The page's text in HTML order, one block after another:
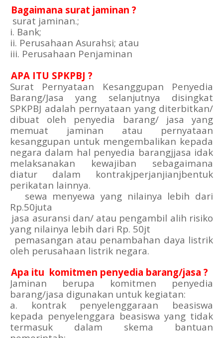
Bagaimana surat jaminan ?
surat jaminan.;
i. Bank;
ii. Perusahaan Asurahsi; atau
iii. Perusahaan Penjaminan
APA ITU SPKPBJ ?
Surat Pernyataan Kesanggupan Penyedia
Barang/Jasa yang selanjutnya disingkat
SPKPBJ adalah pernyataan yang diterbitkan/
dibuat oleh penyedia barang/ jasa yang
memuat jaminan atau pernyataan
kesanggupan untuk mengembalikan kepada
negara dalam hal penyedia barangjjasa idak
melaksanakan kewajiban sebagaimana
diatur dalam kontrakjperjanjianjbentuk
perikatan lainnya.
sewa menyewa yang nilainya lebih dari
Rp.50juta
jasa asuransi dan/ atau pengambil alih risiko
yang nilainya lebih dari Rp. 50jt
pemasangan atau penambahan daya listrik
oleh perusahaan listrik negara.
Apa itu komitmen penyedia barang/jasa ?
Jaminan berupa komitmen penyedia
barang/jasa digunakan untuk kegiatan:
a. kontrak penyelenggaraan beasiswa
kepada penyelenggara beasiswa yang tidak
termasuk dalam skema bantuan